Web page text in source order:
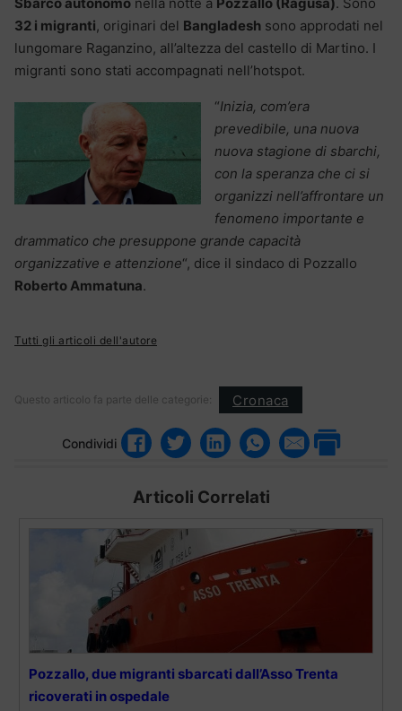
Sbarco autonomo nella notte a Pozzallo (Ragusa). Sono
32 i migranti, originari del Bangladesh sono approdati nel
lungomare Raganzino, all’altezza del castello di Martino. I
migranti sono stati accompagnati nell’hotspot.
“Inizia, com’era
prevedibile, una nuova
nuova stagione di sbarchi,
con la speranza che ci si
organizzi nell’affrontare un
fenomeno importante e
drammatico che presuppone grande capacità
organizzative e attenzione“, dice il sindaco di Pozzallo
Roberto Ammatuna.
Tutti gli articoli dell'autore
Questo articolo fa parte delle categorie: Cronaca
Condividi
Articoli Correlati
Pozzallo, due migranti sbarcati dall’Asso Trenta
ricoverati in ospedale